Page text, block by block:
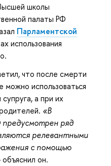
школы
палаты РФ
Парламентской
использования
что после смерти
можно использоваться
а при их
«В
предусмотрен ряд
релевантными
с помощью
он.